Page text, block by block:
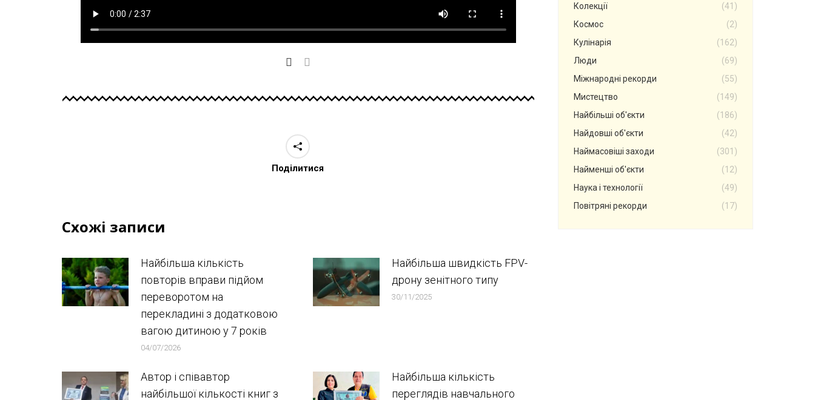
Поділитися
Схожі записи
Найбільша кількість
повторів вправи підйом
переворотом на
перекладині з додатковою
вагою дитиною у 7 років
04/07/2026
Найбільша швидкість FPV-
дрону зенітного типу
30/11/2025
Автор і співавтор
найбільшої кількості книг з
Найбільша кількість
переглядів навчального
Колекції
(41)
Космос
(2)
Кулінарія
(162)
Люди
(69)
Міжнародні рекорди
(55)
Мистецтво
(149)
Найбільші об'єкти
(186)
Найдовші об'єкти
(42)
Наймасовіші заходи
(301)
Найменші об'єкти
(12)
Наука і технології
(49)
Повітряні рекорди
(17)